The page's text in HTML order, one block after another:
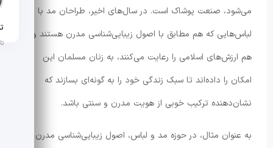
می‌شود، صنعت پوشاک است. در سال‌های اخیر، طراحان مد با ارائه
لباس‌هایی که هم مطابق با اصول زیبایی‌شناسی مدرن هستند و
هم ارزش‌های اسلامی را رعایت می‌کنند، به زنان مسلمان این
امکان را داده‌اند تا سبک زندگی خود را به گونه‌ای بسازند که
نشان‌دهنده ترکیب خوبی از هویت مدرن و سنتی باشد.
به عنوان مثال، در حوزه مد و لباس، اصول زیبایی‌شناسی مدرن با